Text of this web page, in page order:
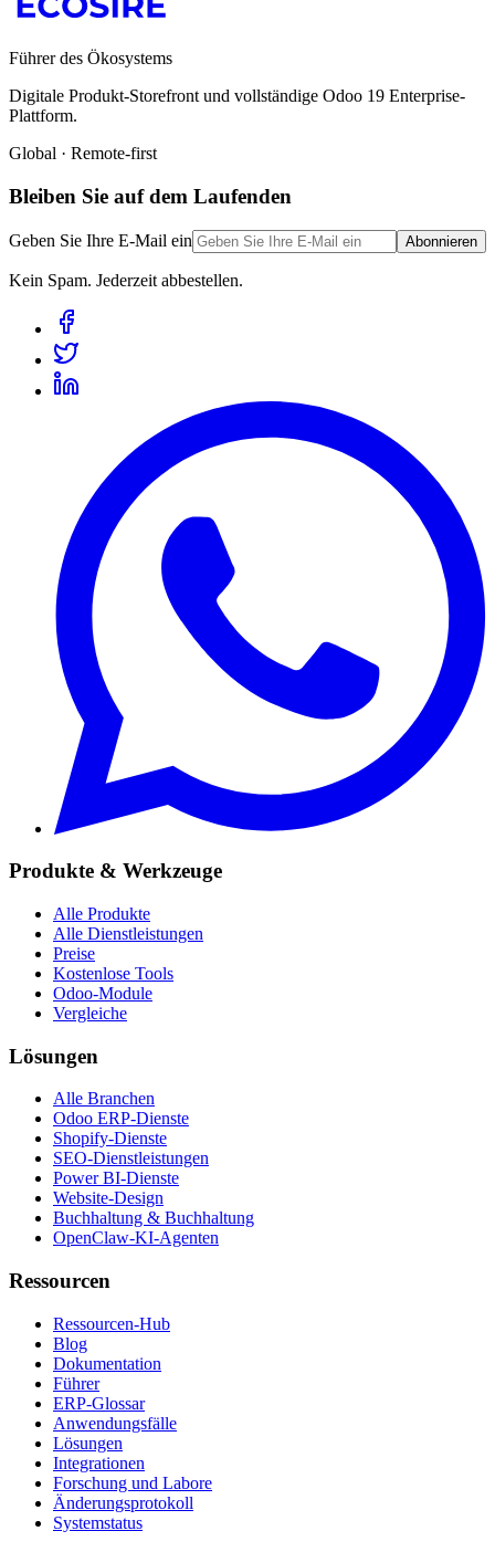
Führer des Ökosystems
Digitale Produkt-Storefront und vollständige Odoo 19 Enterprise-
Plattform.
Global · Remote-first
Bleiben Sie auf dem Laufenden
Geben Sie Ihre E-Mail ein Abonnieren
Kein Spam. Jederzeit abbestellen.
Produkte & Werkzeuge
Alle Produkte
Alle Dienstleistungen
Preise
Kostenlose Tools
Odoo-Module
Vergleiche
Lösungen
Alle Branchen
Odoo ERP-Dienste
Shopify-Dienste
SEO-Dienstleistungen
Power BI-Dienste
Website-Design
Buchhaltung & Buchhaltung
OpenClaw-KI-Agenten
Ressourcen
Ressourcen-Hub
Blog
Dokumentation
Führer
ERP-Glossar
Anwendungsfälle
Lösungen
Integrationen
Forschung und Labore
Änderungsprotokoll
Systemstatus